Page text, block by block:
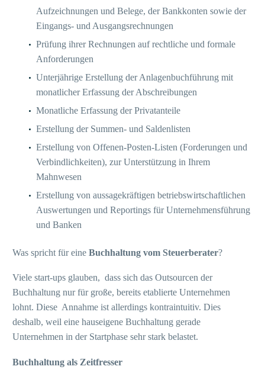
Aufzeichnungen und Belege, der Bankkonten sowie der
Eingangs- und Ausgangsrechnungen
Prüfung ihrer Rechnungen auf rechtliche und formale
Anforderungen
Unterjährige Erstellung der Anlagenbuchführung mit
monatlicher Erfassung der Abschreibungen
Monatliche Erfassung der Privatanteile
Erstellung der Summen- und Saldenlisten
Erstellung von Offenen-Posten-Listen (Forderungen und
Verbindlichkeiten), zur Unterstützung in Ihrem
Mahnwesen
Erstellung von aussagekräftigen betriebswirtschaftlichen
Auswertungen und Reportings für Unternehmensführung
und Banken
Was spricht für eine Buchhaltung vom Steuerberater?
Viele start-ups glauben, dass sich das Outsourcen der
Buchhaltung nur für große, bereits etablierte Unternehmen
lohnt. Diese Annahme ist allerdings kontraintuitiv. Dies
deshalb, weil eine hauseigene Buchhaltung gerade
Unternehmen in der Startphase sehr stark belastet.
Buchhaltung als Zeitfresser